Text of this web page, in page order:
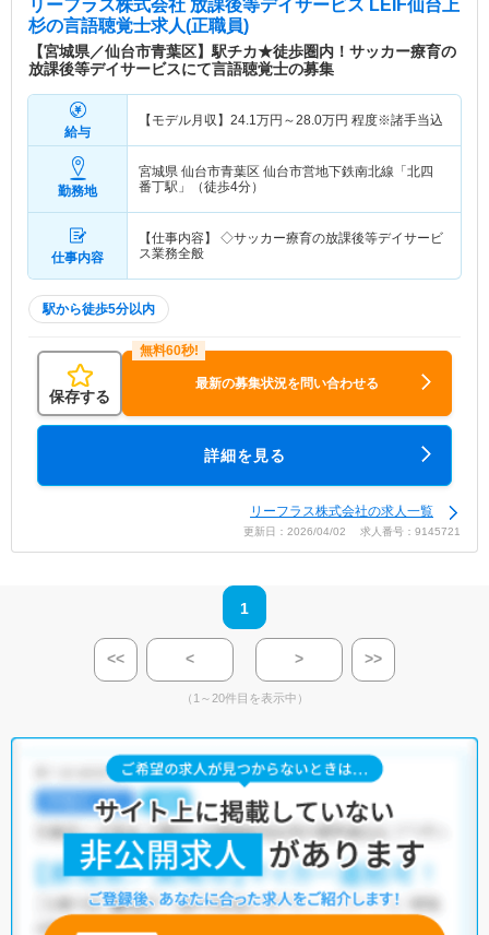
リーフラス株式会社 放課後等デイサービス LEIF仙台上
杉の言語聴覚士求人(正職員)
【宮城県／仙台市青葉区】駅チカ★徒歩圏内！サッカー療育の
放課後等デイサービスにて言語聴覚士の募集
給与
【モデル月収】 24.1万円～28.0万円 程度※諸手当込
勤務地
宮城県 仙台市青葉区 仙台市営地下鉄南北線「北四
番丁駅」（徒歩4分）
仕事内容
【仕事内容】 ◇サッカー療育の放課後等デイサービ
ス業務全般
駅から徒歩5分以内
保存する
最新の募集状況を問い合わせる
詳細を見る
リーフラス株式会社の求人一覧
更新日：2026/04/02 求人番号：9145721
1
<< < > >>
（1～20件目を表示中）